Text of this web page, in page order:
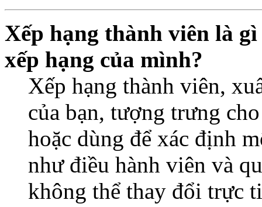
Xếp hạng thành viên là
xếp hạng của mình?
Xếp hạng thành viên,
của bạn, tượng trưng
hoặc dùng để xác định
như điều hành viên và
không thể thay đổi trực